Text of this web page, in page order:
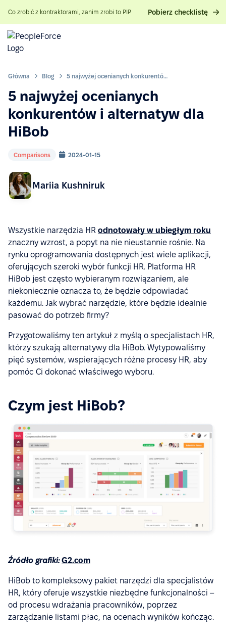
Co zrobić z kontraktorami, zanim zrobi to PIP Pobierz checklistę
Główna Blog 5 najwyżej ocenianych konkurentów i alternatyw dla HiBob
5 najwyżej ocenianych
konkurentów i alternatyw dla
HiBob
Comparisons 2024-01-15
Mariia Kushniruk
Wszystkie narzędzia HR odnotowały w ubiegłym roku
znaczny wzrost, a popyt na nie nieustannie rośnie. Na
rynku oprogramowania dostępnych jest wiele aplikacji,
oferujących szeroki wybór funkcji HR. Platforma HR
HiBob jest często wybieranym rozwiązaniem, ale
niekoniecznie oznacza to, że będzie odpowiadać
każdemu. Jak wybrać narzędzie, które będzie idealnie
pasować do potrzeb firmy?
Przygotowaliśmy ten artykuł z myślą o specjalistach HR,
którzy szukają alternatywy dla HiBob. Wytypowaliśmy
pięć systemów, wspierających różne procesy HR, aby
pomóc Ci dokonać właściwego wyboru.
Czym jest HiBob?
Źródło grafiki: G2.com
HiBob to kompleksowy pakiet narzędzi dla specjalistów
HR, który oferuje wszystkie niezbędne funkcjonalności –
od procesu wdrażania pracowników, poprzez
zarządzanie listami płac, na ocenach wyników kończąc.